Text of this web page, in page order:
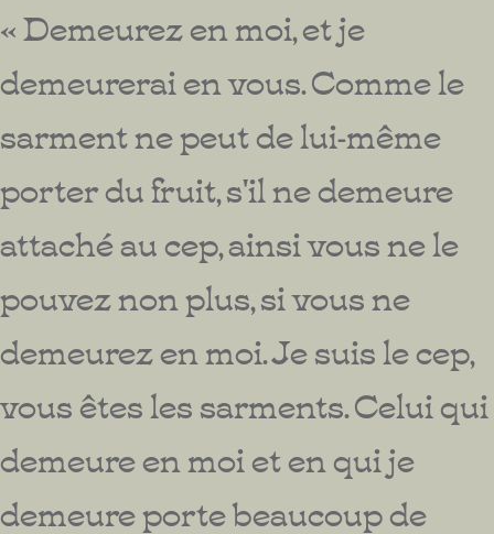
« Demeurez en moi, et je
demeurerai en vous. Comme le
sarment ne peut de lui-même
porter du fruit, s'il ne demeure
attaché au cep, ainsi vous ne le
pouvez non plus, si vous ne
demeurez en moi. Je suis le cep,
vous êtes les sarments. Celui qui
demeure en moi et en qui je
demeure porte beaucoup de